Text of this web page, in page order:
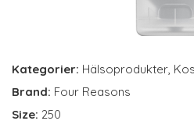
Kategorier: Hälsoprodukter,
Brand: Four Reasons
Size: 250